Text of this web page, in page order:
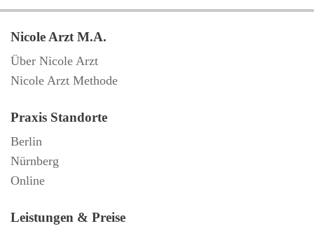
Nicole Arzt M.A.
Über Nicole Arzt
Nicole Arzt Methode
Praxis Standorte
Berlin
Nürnberg
Online
Leistungen & Preise